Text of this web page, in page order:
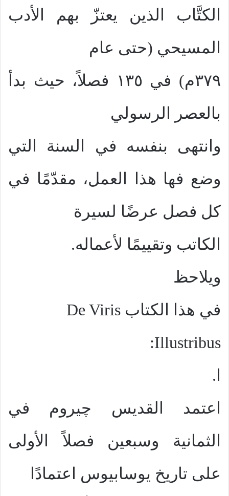
الكتَّاب الذين يعتزّ بهم الأدب
المسيحي (حتى عام
٣٧٩م) في ١٣٥ فصلاً، حيث بدأ
بالعصر الرسولي
وانتهى بنفسه في السنة التي
وضع فها هذا العمل، مقدّمًا في
كل فصل عرضًا لسيرة
الكاتب وتقييمًا لأعماله.
ويلاحظ
في هذا الكتاب De Viris
Illustribus
:
ا.
اعتمد القديس چيروم في
الثمانية وسبعين فصلاً الأولى
على تاريخ يوسابيوس اعتمادًا